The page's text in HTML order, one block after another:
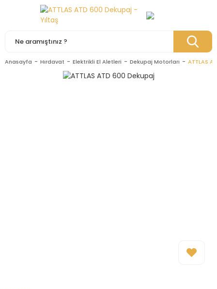
Anasayfa Hırdavat Elektrikli El Aletleri Dekupaj Motorları ATTLAS